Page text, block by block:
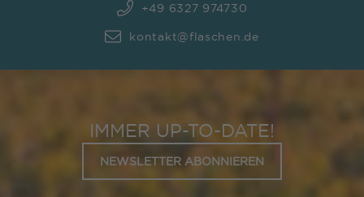
+49 6327 974730
kontakt@flaschen.de
IMMER UP-TO-DATE!
NEWSLETTER ABONNIEREN